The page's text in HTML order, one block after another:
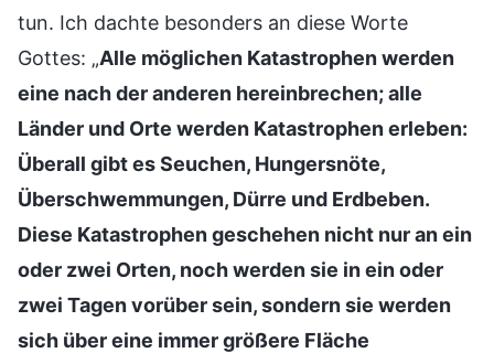
tun. Ich dachte besonders an diese Worte
Gottes: „Alle möglichen Katastrophen werden
eine nach der anderen hereinbrechen; alle
Länder und Orte werden Katastrophen erleben:
Überall gibt es Seuchen, Hungersnöte,
Überschwemmungen, Dürre und Erdbeben.
Diese Katastrophen geschehen nicht nur an ein
oder zwei Orten, noch werden sie in ein oder
zwei Tagen vorüber sein, sondern sie werden
sich über eine immer größere Fläche